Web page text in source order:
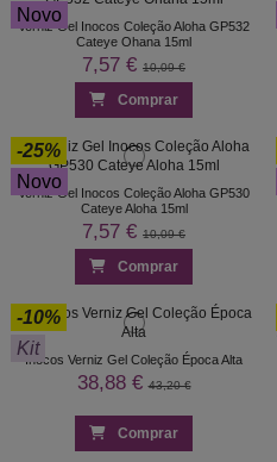
Novo
Verniz Gel Inocos Coleção Aloha GP532
Cateye Ohana 15ml
7,57 € 10,09 €
Comprar
-25%
Novo
Verniz Gel Inocos Coleção Aloha GP530
Cateye Aloha 15ml
7,57 € 10,09 €
Comprar
-10%
Kit
Inocos Verniz Gel Coleção Época Alta
38,88 €43,20 €
Comprar